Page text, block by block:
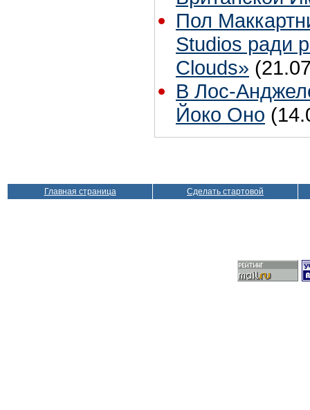
Пол
Studios ради
Clouds»
В Лос-
Йоко Оно
Главная страница Сделать стартовой